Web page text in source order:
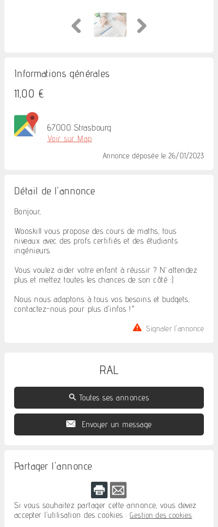
Informations générales
11,00 €
67000 Strasbourg
Voir sur Map
Annonce déposée le 26/01/2023
Détail de l'annonce
Bonjour,
Wooskill vous propose des cours de maths, tous
niveaux avec des profs certifiés et des étudiants
ingénieurs.
Vous voulez aider votre enfant à réussir ? N’attendez
plus et mettez toutes les chances de son côté :)
Nous nous adaptons à tous vos besoins et budgets,
contactez-nous pour plus d'infos !"
Signaler l'annonce
RAL
Toutes ses annonces
Envoyer un message
Partager l'annonce
Si vous souhaitez partager cette annonce, vous devez
accepter l'utilisation des cookies : Gestion des cookies